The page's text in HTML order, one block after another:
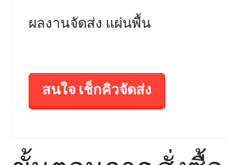
ผลงานจัดส่ง แผ่นพื้น
สนใจ เช็กคิวจัดส่ง